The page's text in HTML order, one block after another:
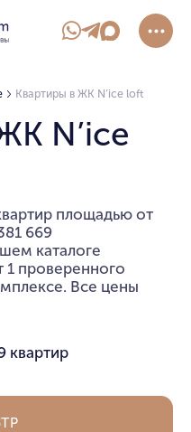
Квартиры в ЖК N’ice loft
N’ice
площадью от
669
каталоге
1 проверенного
Все цены
квартир